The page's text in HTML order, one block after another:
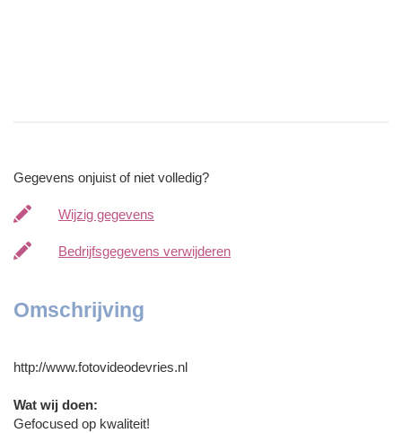
Gegevens onjuist of niet volledig?
Wijzig gegevens
Bedrijfsgegevens verwijderen
Omschrijving
http://www.fotovideodevries.nl
Wat wij doen:
Gefocused op kwaliteit!